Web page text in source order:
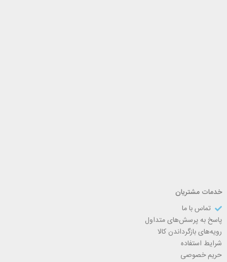
خدمات مشتریان
تماس با ما
پاسخ به پرسش‌های متداول
رویه‌های بازگرداندن کالا
شرایط استفاده
حریم خصوصی